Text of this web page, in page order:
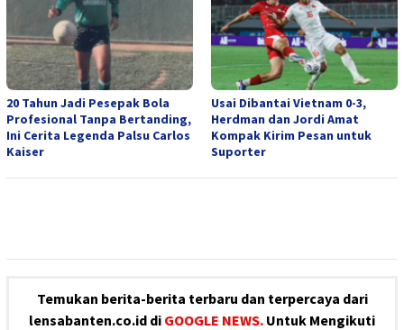
20 Tahun Jadi Pesepak Bola
Profesional Tanpa Bertanding,
Ini Cerita Legenda Palsu Carlos
Kaiser
Usai Dibantai Vietnam 0-3,
Herdman dan Jordi Amat
Kompak Kirim Pesan untuk
Suporter
Temukan berita-berita terbaru dan terpercaya dari
lensabanten.co.id di GOOGLE NEWS. Untuk Mengikuti